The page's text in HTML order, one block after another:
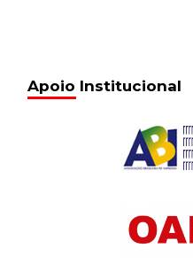
Apoio Institucional